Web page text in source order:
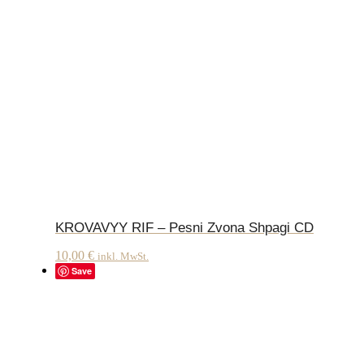
KROVAVYY RIF – Pesni Zvona Shpagi CD
10,00 € inkl. MwSt.
Save